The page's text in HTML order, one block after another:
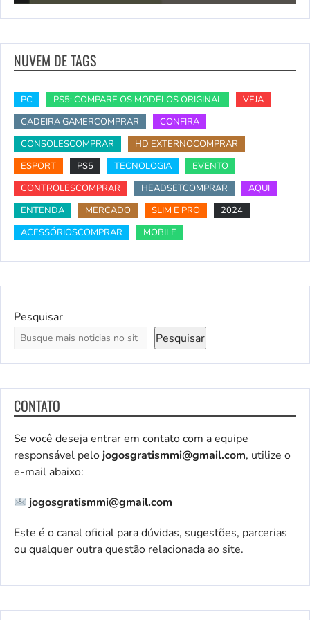
NUVEM DE TAGS
PC PS5: COMPARE OS MODELOS ORIGINAL
VEJA
CADEIRA GAMERCOMPRAR
CONFIRA
CONSOLESCOMPRAR
HD EXTERNOCOMPRAR
ESPORT
PS5 TECNOLOGIA
EVENTO
CONTROLESCOMPRAR
HEADSETCOMPRAR
AQUI
ENTENDA
MERCADO SLIM E PRO
2024
ACESSÓRIOSCOMPRAR
MOBILE
Pesquisar
Pesquisar
CONTATO
Se você deseja entrar em contato com a equipe
responsável pelo jogosgratismmi@gmail.com, utilize o
e-mail abaixo:
jogosgratismmi@gmail.com
Este é o canal oficial para dúvidas, sugestões, parcerias
ou qualquer outra questão relacionada ao site.